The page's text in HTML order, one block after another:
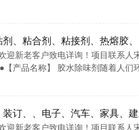
、粘合剂、粘接剂、热熔胶
迎新老客户致电详询！项目联系
产品名称】 胶水除味剂随着人们
订、、电子、汽车、家具、
迎新老客户致电详询！项目联系